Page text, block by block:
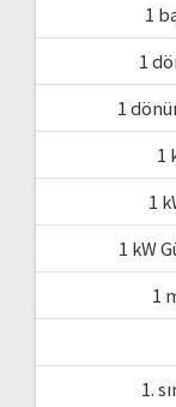
1
1
1
1
1
1 kW
1
1.